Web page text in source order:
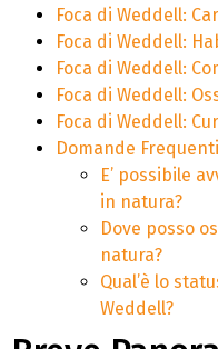
Foca di Weddell:
Foca di Weddell:
Foca di Weddell:
Foca di Weddell:
Foca di Weddell:
Domande
E’ possibile
in natura?
Dove posso
natura?
Qual’è lo
Weddell?